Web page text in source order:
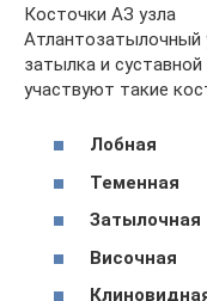
Косточки АЗ узла
затылка и
участвуют такие
Лобная
Теменная
Затылочная
Височная